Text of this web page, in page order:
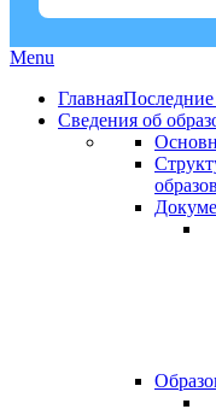
Menu
Главная
Сведения об